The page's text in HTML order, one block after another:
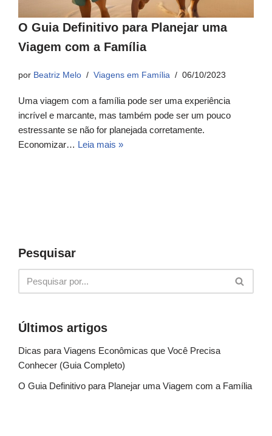
O Guia Definitivo para Planejar uma
Viagem com a Família
por Beatriz Melo Viagens em Família 06/10/2023
Uma viagem com a família pode ser uma experiência
incrível e marcante, mas também pode ser um pouco
estressante se não for planejada corretamente.
Economizar… Leia mais »
Pesquisar
Últimos artigos
Dicas para Viagens Econômicas que Você Precisa
Conhecer (Guia Completo)
O Guia Definitivo para Planejar uma Viagem com a Família